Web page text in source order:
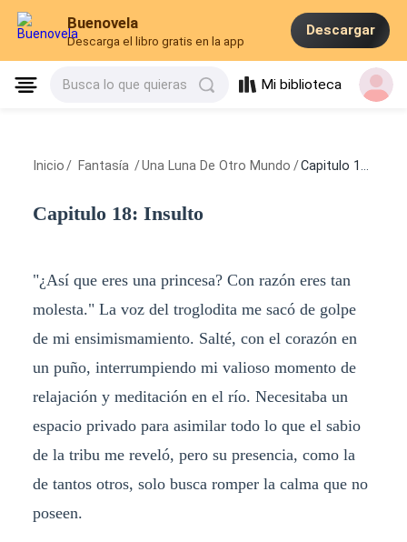
Buenovela
Descarga el libro gratis en la app
Descargar
Busca lo que quieras Mi biblioteca
Inicio / Fantasía /Una Luna De Otro Mundo /Capitulo 18: Insulto
Capitulo 18: Insulto
"¿Así que eres una princesa? Con razón eres tan
molesta." La voz del troglodita me sacó de golpe
de mi ensimismamiento. Salté, con el corazón en
un puño, interrumpiendo mi valioso momento de
relajación y meditación en el río. Necesitaba un
espacio privado para asimilar todo lo que el sabio
de la tribu me reveló, pero su presencia, como la
de tantos otros, solo busca romper la calma que no
poseen.